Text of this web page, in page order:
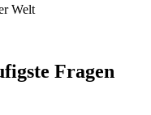
Welt
Fragen